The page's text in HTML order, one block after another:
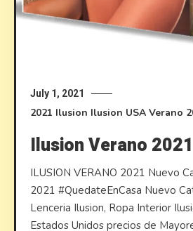
July 1, 2021
2021 Ilusion Ilusion USA Verano
Ilusion Verano 2021
ILUSION VERANO 2021 Nuevo
2021 #QuedateEnCasa Nuevo
Lenceria Ilusion, Ropa Interior
Estados Unidos precios de